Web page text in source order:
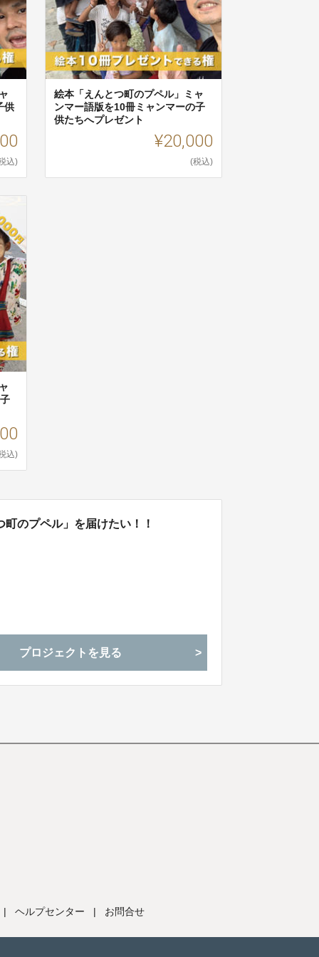
供
込)
絵本「えんとつ町のプペル」ミャ
ンマー語版を10冊ミャンマーの子
供たちへプレゼント
¥20,000
(税込)
込)
のプペル」を届けたい！！
プロジェクトを見る
| ヘルプセンター | お問合せ